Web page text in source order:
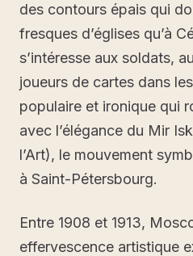
des contours épais qui
fresques d’églises qu’à
s’intéresse aux soldats,
joueurs de cartes dans
populaire et ironique qui
avec l’élégance du Mir
l’Art), le mouvement
à Saint-Pétersbourg.
Entre 1908 et 1913,
effervescence artistique